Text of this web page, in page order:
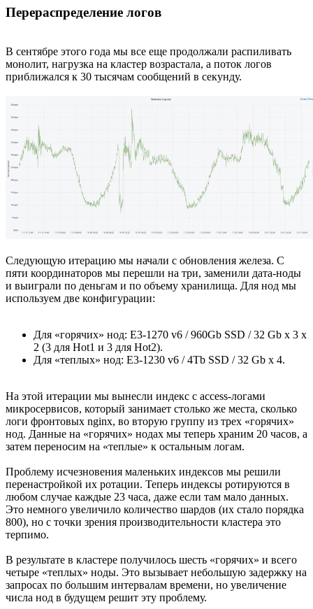
Перераспределение логов
В сентябре этого года мы все еще продолжали распиливать
монолит, нагрузка на кластер возрастала, а поток логов
приближался к 30 тысячам сообщений в секунду.
Следующую итерацию мы начали с обновления железа. С
пяти координаторов мы перешли на три, заменили дата-ноды
и выиграли по деньгам и по объему хранилища. Для нод мы
используем две конфигурации:
Для «горячих» нод: E3-1270 v6 / 960Gb SSD / 32 Gb x 3 x
2 (3 для Hot1 и 3 для Hot2).
Для «теплых» нод: E3-1230 v6 / 4Tb SSD / 32 Gb x 4.
На этой итерации мы вынесли индекс с access-логами
микросервисов, который занимает столько же места, сколько
логи фронтовых nginx, во вторую группу из трех «горячих»
нод. Данные на «горячих» нодах мы теперь храним 20 часов, а
затем переносим на «теплые» к остальным логам.
Проблему исчезновения маленьких индексов мы решили
перенастройкой их ротации. Теперь индексы ротируются в
любом случае каждые 23 часа, даже если там мало данных.
Это немного увеличило количество шардов (их стало порядка
800), но с точки зрения производительности кластера это
терпимо.
В результате в кластере получилось шесть «горячих» и всего
четыре «теплых» ноды. Это вызывает небольшую задержку на
запросах по большим интервалам времени, но увеличение
числа нод в будущем решит эту проблему.